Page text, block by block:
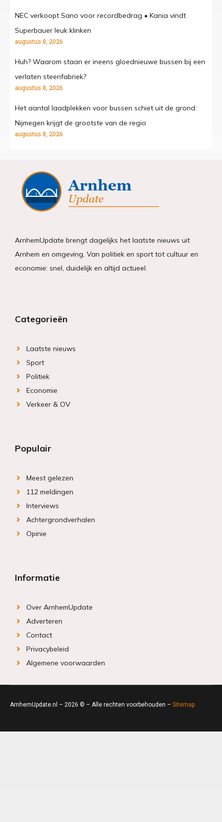
NEC verkoopt Sano voor recordbedrag • Kania vindt
Superbauer leuk klinken
augustus 8, 2026
Huh? Waarom staan er ineens gloednieuwe bussen bij een
verlaten steenfabriek?
augustus 8, 2026
Het aantal laadplekken voor bussen schiet uit de grond:
Nijmegen krijgt de grootste van de regio
augustus 8, 2026
ArnhemUpdate brengt dagelijks het laatste nieuws uit
Arnhem en omgeving. Van politiek en sport tot cultuur en
economie: snel, duidelijk en altijd actueel.
Categorieën
Laatste nieuws
Sport
Politiek
Economie
Verkeer & OV
Populair
Meest gelezen
112 meldingen
Interviews
Achtergrondverhalen
Opinie
Informatie
Over ArnhemUpdate
Adverteren
Contact
Privacybeleid
Algemene voorwaarden
ArnhemUpdate.nl – 2026 © – Alle rechten voorbehouden – Sitemap